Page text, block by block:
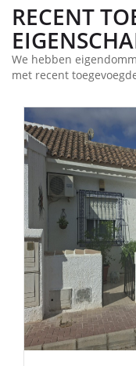
RECENT
We hebben
met recent
Belasting